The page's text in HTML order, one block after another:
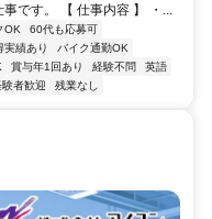
です。 【 仕事内容 】 ・...
OK
60代も応募可
実績あり
バイク通勤OK
賞与年1回あり 経験不問
英語
験者歓迎 残業なし